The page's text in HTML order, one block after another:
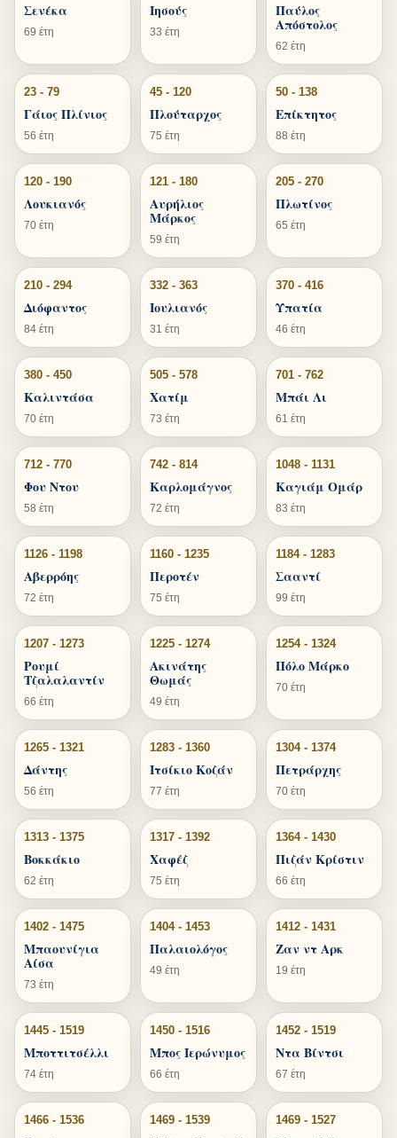
Σενέκα
69 έτη
Ιησούς
33 έτη
Παύλος
Απόστολος
62 έτη
23 - 79
Γάιος Πλίνιος
56 έτη
45 - 120
Πλούταρχος
75 έτη
50 - 138
Επίκτητος
88 έτη
120 - 190
Λουκιανός
70 έτη
121 - 180
Αυρήλιος
Μάρκος
59 έτη
205 - 270
Πλωτίνος
65 έτη
210 - 294
Διόφαντος
84 έτη
332 - 363
Ιουλιανός
31 έτη
370 - 416
Υπατία
46 έτη
380 - 450
Καλιντάσα
70 έτη
505 - 578
Χατίμ
73 έτη
701 - 762
Μπάι Λι
61 έτη
712 - 770
Φου Ντου
58 έτη
742 - 814
Καρλομάγνος
72 έτη
1048 - 1131
Καγιάμ Ομάρ
83 έτη
1126 - 1198
Αβερρόης
72 έτη
1160 - 1235
Περοτέν
75 έτη
1184 - 1283
Σααντί
99 έτη
1207 - 1273
Ρουμί
Τζαλαλαντίν
66 έτη
1225 - 1274
Ακινάτης
Θωμάς
49 έτη
1254 - 1324
Πόλο Μάρκο
70 έτη
1265 - 1321
Δάντης
56 έτη
1283 - 1360
Ιτσίκιο Κοζάν
77 έτη
1304 - 1374
Πετράρχης
70 έτη
1313 - 1375
Βοκκάκιο
62 έτη
1317 - 1392
Χαφέζ
75 έτη
1364 - 1430
Πιζάν Κρίστιν
66 έτη
1402 - 1475
Μπαουνίγια
Αίσα
73 έτη
1404 - 1453
Παλαιολόγος
49 έτη
1412 - 1431
Ζαν ντ Αρκ
19 έτη
1445 - 1519
Μποττιτσέλλι
74 έτη
1450 - 1516
Μπος Ιερώνυμος
66 έτη
1452 - 1519
Ντα Βίντσι
67 έτη
1466 - 1536 1469 - 1539 1469 - 1527